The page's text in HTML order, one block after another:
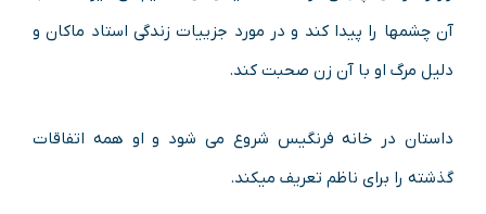
آن چشمها را پیدا کند و در مورد جزییات زندگی استاد ماکان و
دلیل مرگ او با آن زن صحبت کند.
داستان در خانه فرنگیس شروع می شود و او همه اتفاقات
گذشته را برای ناظم تعریف میکند.